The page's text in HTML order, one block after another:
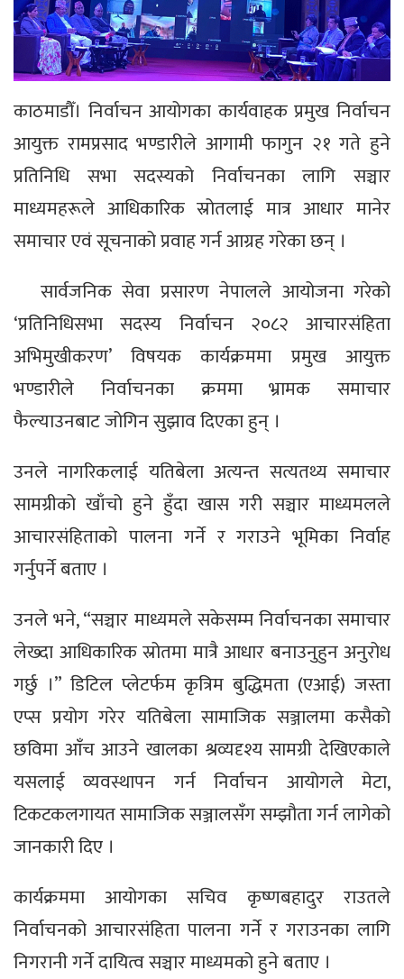
काठमाडौँ। निर्वाचन आयोगका कार्यवाहक प्रमुख निर्वाचन
आयुक्त रामप्रसाद भण्डारीले आगामी फागुन २१ गते हुने
प्रतिनिधि सभा सदस्यको निर्वाचनका लागि सञ्चार
माध्यमहरूले आधिकारिक स्रोतलाई मात्र आधार मानेर
समाचार एवं सूचनाको प्रवाह गर्न आग्रह गरेका छन् ।
सार्वजनिक सेवा प्रसारण नेपालले आयोजना गरेको
‘प्रतिनिधिसभा सदस्य निर्वाचन २०८२ आचारसंहिता
अभिमुखीकरण’ विषयक कार्यक्रममा प्रमुख आयुक्त
भण्डारीले निर्वाचनका क्रममा भ्रामक समाचार
फैल्याउनबाट जोगिन सुझाव दिएका हुन् ।
उनले नागरिकलाई यतिबेला अत्यन्त सत्यतथ्य समाचार
सामग्रीको खाँचो हुने हुँदा खास गरी सञ्चार माध्यमलले
आचारसंहिताको पालना गर्ने र गराउने भूमिका निर्वाह
गर्नुपर्ने बताए ।
उनले भने, “सञ्चार माध्यमले सकेसम्म निर्वाचनका समाचार
लेख्दा आधिकारिक स्रोतमा मात्रै आधार बनाउनुहुन अनुरोध
गर्छु ।” डिटिल प्लेटर्फम कृत्रिम बुद्धिमता (एआई) जस्ता
एप्स प्रयोग गरेर यतिबेला सामाजिक सञ्जालमा कसैको
छविमा आँच आउने खालका श्रव्यदृश्य सामग्री देखिएकाले
यसलाई व्यवस्थापन गर्न निर्वाचन आयोगले मेटा,
टिकटकलगायत सामाजिक सञ्जालसँग सम्झौता गर्न लागेको
जानकारी दिए ।
कार्यक्रममा आयोगका सचिव कृष्णबहादुर राउतले
निर्वाचनको आचारसंहिता पालना गर्ने र गराउनका लागि
निगरानी गर्ने दायित्व सञ्चार माध्यमको हुने बताए ।